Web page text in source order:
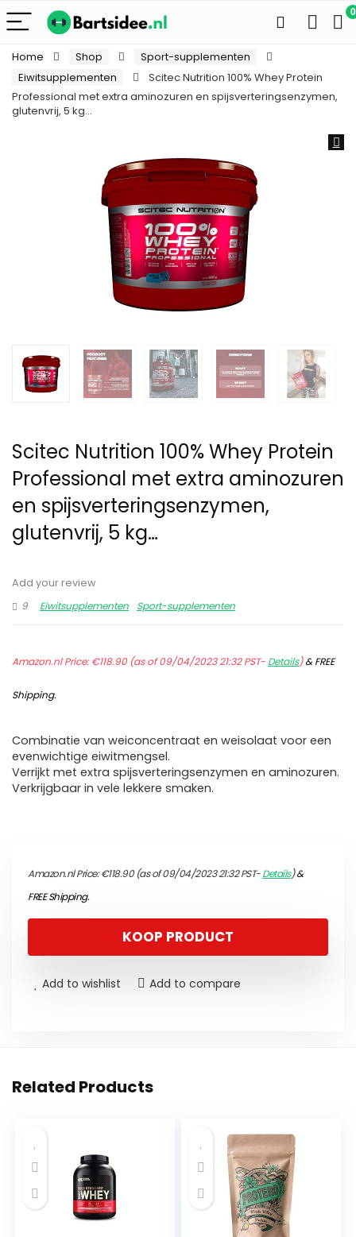
0
Home Shop
Sport-supplementen
Eiwitsupplementen
Scitec Nutrition 100% Whey Protein
Professional met extra aminozuren en spijsverteringsenzymen,
glutenvrij, 5 kg…
Scitec Nutrition 100% Whey Protein
Professional met extra aminozuren
en spijsverteringsenzymen,
glutenvrij, 5 kg…
Add your review
9
Eiwitsupplementen Sport-supplementen
Amazon.nl Price:€118.90(as of 09/04/2023 21:32 PST- Details)&FREE
Shipping.
Combinatie van weiconcentraat en weisolaat voor een
evenwichtige eiwitmengsel.
Verrijkt met extra spijsverteringsenzymen en aminozuren.
Verkrijgbaar in vele lekkere smaken.
Amazon.nl Price:€118.90(as of 09/04/2023 21:32 PST-Details)&
FREE Shipping.
KOOP PRODUCT
Add to wishlist Add to compare
Related Products